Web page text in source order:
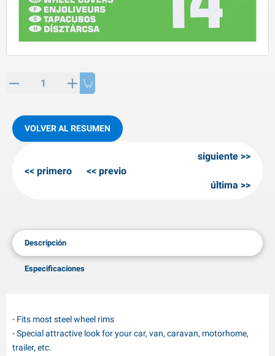
de SPP
AL-KO
para invierno
invernales
VOLVER AL RESUMEN
primero previo
siguiente
última
Descripción
Especificaciones
- Fits most steel wheel rims
- Special attractive look for your car, van, caravan, motorhome,
trailer, etc.